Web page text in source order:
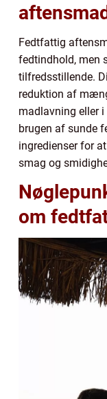
Fedtfattig
fedtindhold, men
tilfredsstillende.
reduktion af
madlavning eller i
brugen af sunde
ingredienser for
smag og
om